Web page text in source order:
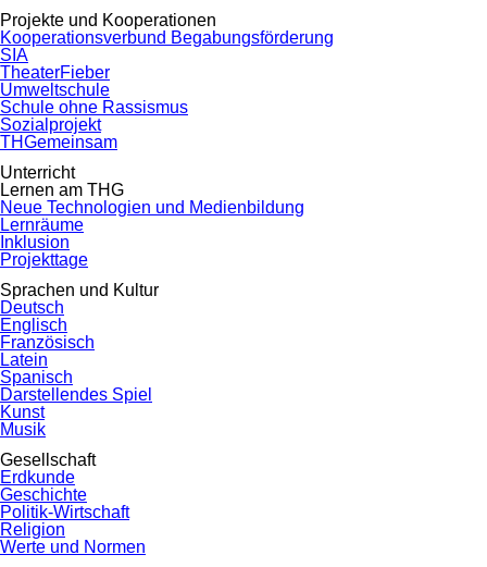
Projekte und Kooperationen
Kooperationsverbund Begabungsförderung
SIA
TheaterFieber
Umweltschule
Schule ohne Rassismus
Sozialprojekt
THGemeinsam
Unterricht
Lernen am THG
Neue Technologien und Medienbildung
Lernräume
Inklusion
Projekttage
Sprachen und Kultur
Deutsch
Englisch
Französisch
Latein
Spanisch
Darstellendes Spiel
Kunst
Musik
Gesellschaft
Erdkunde
Geschichte
Politik-Wirtschaft
Religion
Werte und Normen